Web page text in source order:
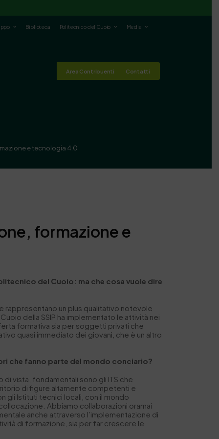
Biblioteca Politecnico del Cuoio Media
Area Contribuenti Contatti
e tecnologia 4.0
formazione e
del Cuoio: ma che cosa vuole dire
rappresentano un plus qualitativo notevole
della SSIP ha implementato le attività nei
formativa sia per soggetti privati che
quasi immediato dei giovani, che è un altro
che fanno parte del mondo conciario?
vista, fondamentali sono gli ITS che
di figure altamente competenti e
gli Istituti tecnici locali, con il mondo
Abbiamo collaborazioni oramai
anche attraverso l’implementazione di
di formazione, sia per far crescere le